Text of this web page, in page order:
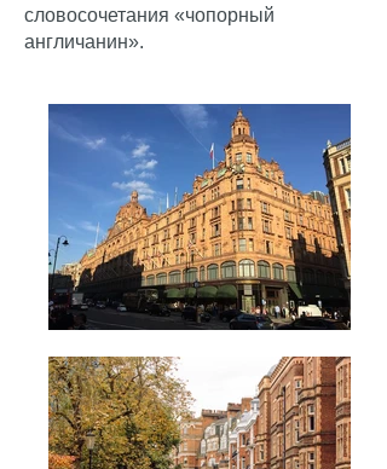
словосочетания «чопорный
англичанин».